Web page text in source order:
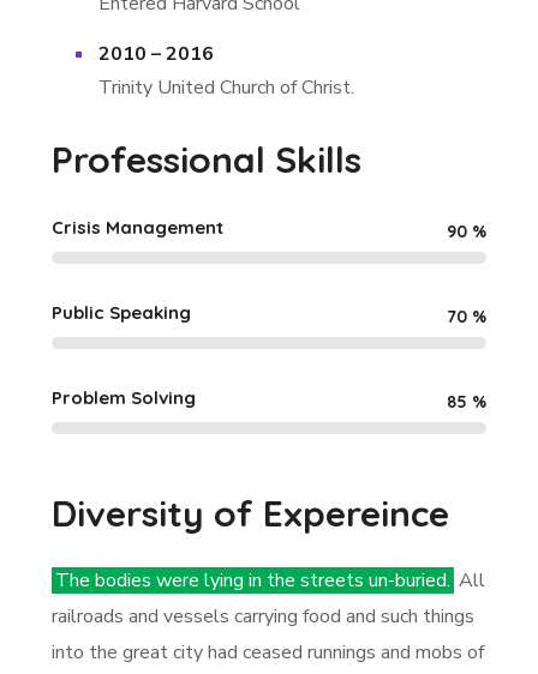
2010 – 2016
Trinity United Church of Christ.
Professional Skills
Crisis Management 90 %
Public Speaking 70 %
Problem Solving 85 %
Diversity of Expereince
The bodies were lying in the streets un-buried. All
railroads and vessels carrying food and such things
into the great city had ceased runnings and mobs of